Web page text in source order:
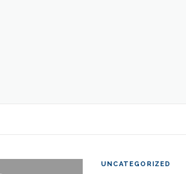
UNCATEGORIZED